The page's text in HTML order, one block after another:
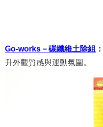
Go-works－碳纖維土除組 ：
升外觀質感與運動氛圍。